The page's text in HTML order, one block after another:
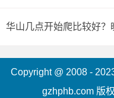
华山几点开始爬比较好？
Copyright @ 2008 -
gzhphb.com 版